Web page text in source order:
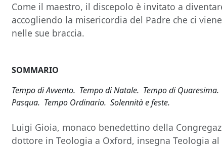
Come il maestro, il discepolo è invitato a
accogliendo la misericordia del Padre che ci
nelle sue braccia.
SOMMARIO
Tempo di Avvento. Tempo di Natale. Tempo di
Pasqua. Tempo Ordinario. Solennità e feste.
Luigi Gioia, monaco benedettino della
dottore in Teologia a Oxford, insegna Teologia